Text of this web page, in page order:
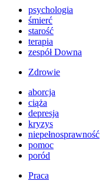
psychologia
śmierć
starość
terapia
zespół Downa
Zdrowie
aborcja
ciąża
depresja
kryzys
niepełnosprawność
pomoc
poród
Praca